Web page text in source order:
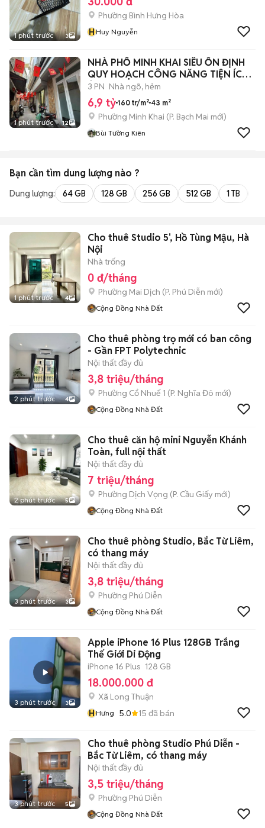
1 phút trước 3
Phường Bình Hưng Hòa
HHuy Nguyễn
1 phút trước 12
NHÀ PHỐ MINH KHAI SIÊU ỔN ĐỊNH
QUY HOẠCH CÔNG NĂNG TIỆN ÍCH
Ở NGAY.
3 PN Nhà ngõ, hẻm
6,9 tỷ 160 tr/m² 43 m²
Phường Minh Khai (P. Bạch Mai mới)
Bùi Tường Kiên
Bạn cần tìm dung lượng nào ?
Dung lượng: 64 GB 128 GB 256 GB 512 GB 1 TB
1 phút trước 4
Cho thuê Studio 5', Hồ Tùng Mậu, Hà
Nội
Nhà trống
0 đ/tháng
Phường Mai Dịch (P. Phú Diễn mới)
Cộng Đồng Nhà Đất
2 phút trước 4
Cho thuê phòng trọ mới có ban công
- Gần FPT Polytechnic
Nội thất đầy đủ
3,8 triệu/tháng
Phường Cổ Nhuế 1 (P. Nghĩa Đô mới)
Cộng Đồng Nhà Đất
2 phút trước 5
Cho thuê căn hộ mini Nguyễn Khánh
Toàn, full nội thất
Nội thất đầy đủ
7 triệu/tháng
Phường Dịch Vọng (P. Cầu Giấy mới)
Cộng Đồng Nhà Đất
3 phút trước 3
Cho thuê phòng Studio, Bắc Từ Liêm,
có thang máy
Nội thất đầy đủ
3,8 triệu/tháng
Phường Phú Diễn
Cộng Đồng Nhà Đất
3 phút trước 3
Apple iPhone 16 Plus 128GB Trắng
Thế Giới Di Động
iPhone 16 Plus 128 GB
18.000.000 đ
Xã Long Thuận
HHưng 5.0 15 đã bán
3 phút trước 5
Cho thuê phòng Studio Phú Diễn -
Bắc Từ Liêm, có thang máy
Nội thất đầy đủ
3,5 triệu/tháng
Phường Phú Diễn
Cộng Đồng Nhà Đất